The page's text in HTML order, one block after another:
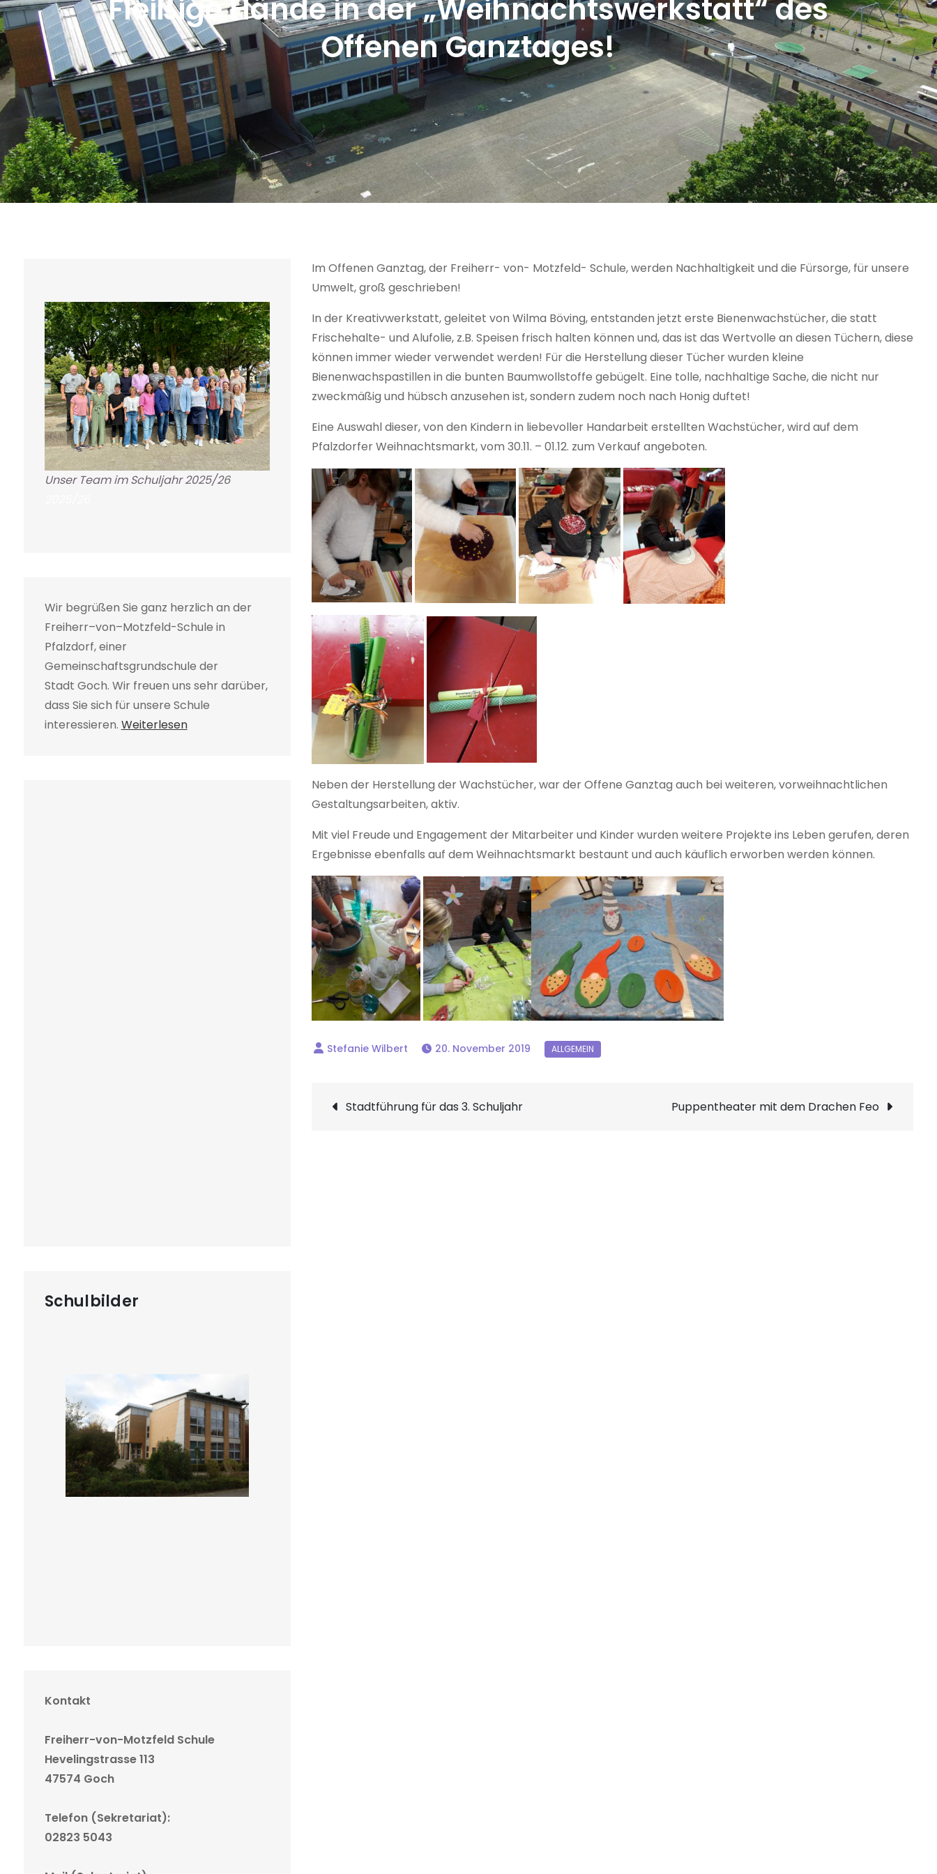
Fleißige Hände in der „Weihnachtswerkstatt“ des
Offenen Ganztages!
Im Offenen Ganztag, der Freiherr- von- Motzfeld- Schule, werden Nachhaltigkeit und die Fürsorge, für unsere
Umwelt, groß geschrieben!
In der Kreativwerkstatt, geleitet von Wilma Böving, entstanden jetzt erste Bienenwachstücher, die statt
Frischehalte- und Alufolie, z.B. Speisen frisch halten können und, das ist das Wertvolle an diesen Tüchern, diese
können immer wieder verwendet werden! Für die Herstellung dieser Tücher wurden kleine
Bienenwachspastillen in die bunten Baumwollstoffe gebügelt. Eine tolle, nachhaltige Sache, die nicht nur
zweckmäßig und hübsch anzusehen ist, sondern zudem noch nach Honig duftet!
Eine Auswahl dieser, von den Kindern in liebevoller Handarbeit erstellten Wachstücher, wird auf dem
Pfalzdorfer Weihnachtsmarkt, vom 30.11. – 01.12. zum Verkauf angeboten.
Neben der Herstellung der Wachstücher, war der Offene Ganztag auch bei weiteren, vorweihnachtlichen
Gestaltungsarbeiten, aktiv.
Mit viel Freude und Engagement der Mitarbeiter und Kinder wurden weitere Projekte ins Leben gerufen, deren
Ergebnisse ebenfalls auf dem Weihnachtsmarkt bestaunt und auch käuflich erworben werden können.
20. November 2019
Beitragsnavigation
Stadtführung für das 3. Schuljahr Puppentheater mit dem Drachen Feo
Unser Team im Schuljahr 2025/26
Wir begrüßen Sie ganz herzlich an der
Freiherr–von–Motzfeld-Schule in
Pfalzdorf, einer
Gemeinschaftsgrundschule der
Stadt Goch. Wir freuen uns sehr darüber,
dass Sie sich für unsere Schule
interessieren. Weiterlesen
Schulbilder
Kontakt
Freiherr-von-Motzfeld Schule
Hevelingstrasse 113
47574 Goch
Telefon (Sekretariat):
02823 5043